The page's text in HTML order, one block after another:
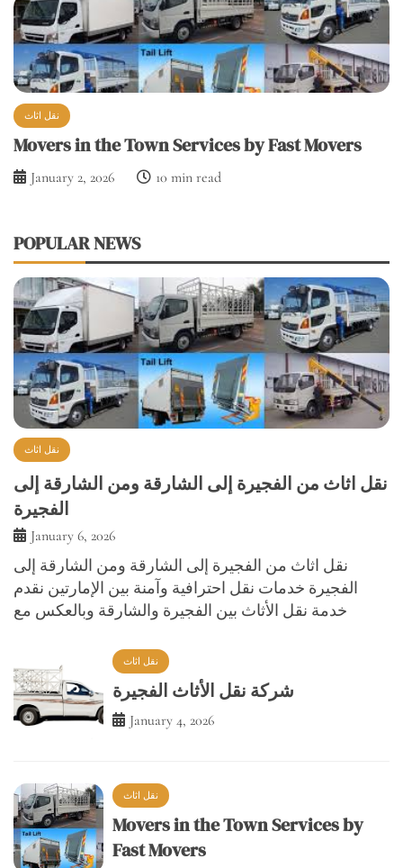
نقل اثاث
Movers in the Town Services by Fast Movers
January 2, 2026
POPULAR NEWS
نقل اثاث
نقل اثاث من الفجيرة إلى الشارقة ومن الشارقة إلى
الفجيرة
January 6, 2026
نقل اثاث من الفجيرة إلى الشارقة ومن الشارقة إلى
الفجيرة خدمات نقل احترافية وآمنة بين الإمارتين نقدم
خدمة نقل الأثاث بين الفجيرة والشارقة وبالعكس مع
نقل اثاث
شركة نقل الأثاث الفجيرة
January 4, 2026
نقل اثاث
Fast Movers
January 2, 2026